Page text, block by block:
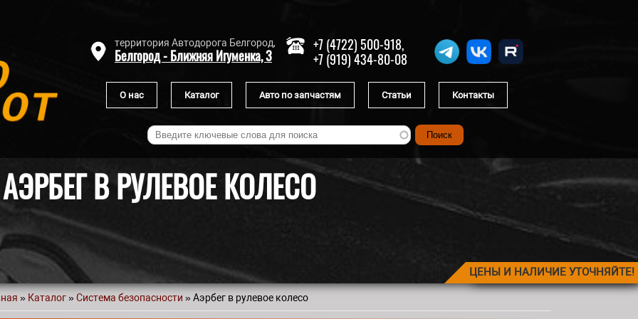
территория Автодорога Белгород,
Белгород - Ближняя Игуменка, 3
+7 (4722) 500-918,
+7 (919) 434-80-08
О нас Каталог Авто по запчастям Статьи Контакты
АЭРБЕГ В РУЛЕВОЕ КОЛЕСО
ЦЕНЫ И НАЛИЧИЕ УТОЧНЯЙТЕ!
» Каталог»Система безопасности » Аэрбег в рулевое колесо